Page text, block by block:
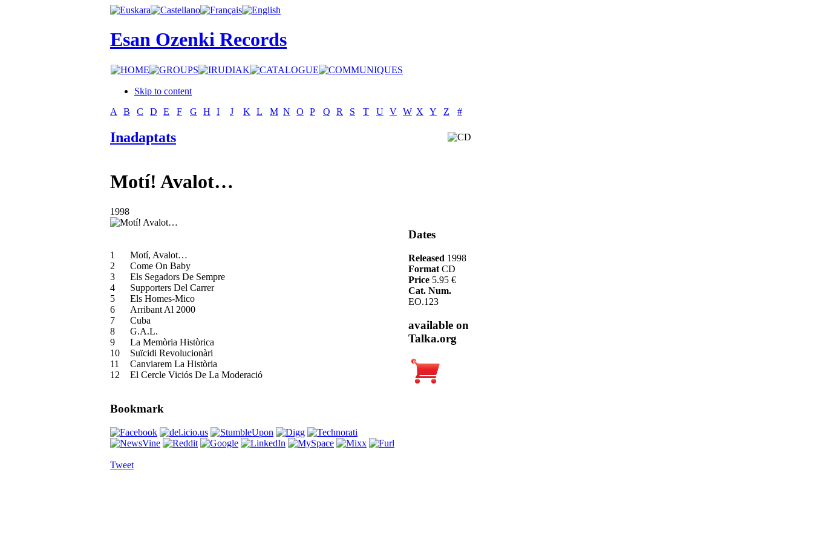
Esan Ozenki Records
Skip to content
A
B C D E F G H I J K L M N O P Q R S T U V W X Y Z #
Inadaptats
Motí! Avalot…
1998
1
Motí, Avalot…
2
Come On Baby
3
Els Segadors De Sempre
4
Supporters Del Carrer
5
Els Homes-Mico
6
Arribant Al 2000
7
Cuba
8
G.A.L.
9
La Memòria Històrica
10
Suïcidi Revolucionàri
11
Canviarem La Història
12
El Cercle Viciós De La Moderació
Bookmark
Tweet
Dates
Released 1998
Format CD
Price 5.95 €
Cat. Num.
EO.123
available on
Talka.org